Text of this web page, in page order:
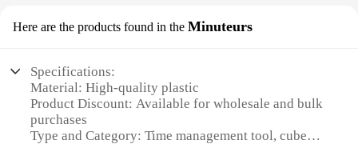
Here are the products found in the Minuteurs
Specifications:
Material: High-quality plastic
Product Discount: Available for wholesale and bulk
purchases
Type and Category: Time management tool, cube